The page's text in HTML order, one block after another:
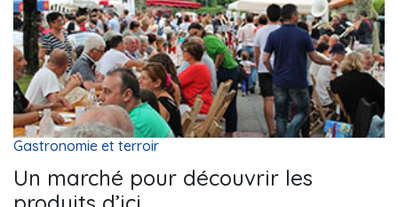
Gastronomie et terroir
Un marché pour découvrir les